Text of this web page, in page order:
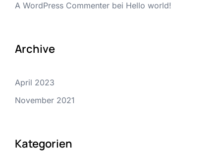
A WordPress Commenter bei Hello world!
Archive
April 2023
November 2021
Kategorien